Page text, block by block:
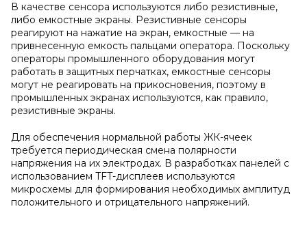
В качестве сенсора используются либо резистивные,
либо емкостные экраны. Резистивные сенсоры
реагируют на нажатие на экран, емкостные — на
привнесенную емкость пальцами оператора. Поскольку
операторы промышленного оборудования могут
работать в защитных перчатках, емкостные сенсоры
могут не реагировать на прикосновения, поэтому в
промышленных экранах используются, как правило,
резистивные экраны.
Для обеспечения нормальной работы ЖК-ячеек
требуется периодическая смена полярности
напряжения на их электродах. В разработках панелей с
использованием TFT-дисплеев используются
микросхемы для формирования необходимых амплитуд
положительного и отрицательного напряжений.